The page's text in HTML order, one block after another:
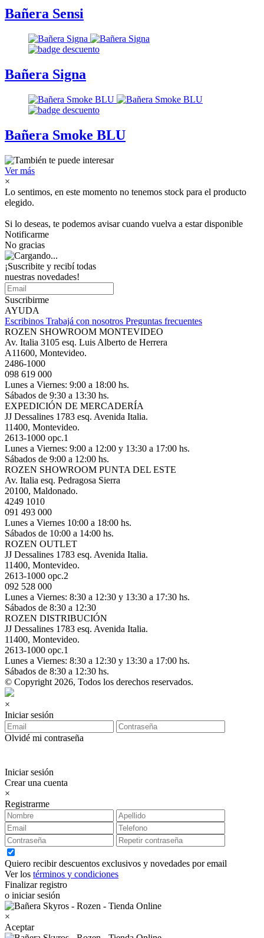
Bañera Sensi
Bañera Signa
Bañera Smoke BLU
Ver más
×
Lo sentimos, en este momento no tenemos stock para el producto
elegido.
Si lo deseas, te podemos avisar cuando vuelva a estar disponible
Notificarme
No gracias
¡Suscribite y recibí todas
nuestras novedades!
Suscribirme
AYUDA
Escribinos Trabajá con nosotros Preguntas frecuentes
ROZEN SHOWROOM MONTEVIDEO
Av. Italia 3105 esq. Luis Alberto de Herrera
A11600, Montevideo.
2486-1000
098 619 000
Lunes a Viernes: 9:00 a 18:00 hs.
Sábados de 9:30 a 13:30 hs.
EXPEDICIÓN DE MERCADERÍA
JJ Dessalines 1783 esq. Avenida Italia.
11400, Montevideo.
2613-1000 opc.1
Lunes a Viernes: 9:00 a 12:00 y 13:30 a 17:00 hs.
Sábados de 9:00 a 12:00 hs.
ROZEN SHOWROOM PUNTA DEL ESTE
Av. Italia esq. Pedragosa Sierra
20100, Maldonado.
4249 1010
091 493 000
Lunes a Viernes 10:00 a 18:00 hs.
Sábados de 10:00 a 14:00 hs.
ROZEN OUTLET
JJ Dessalines 1783 esq. Avenida Italia.
11400, Montevideo.
2613-1000 opc.2
092 528 000
Lunes a Viernes: 8:30 a 12:30 y 13:30 a 17:30 hs.
Sábados de 8:30 a 12:30
ROZEN DISTRIBUCIÓN
JJ Dessalines 1783 esq. Avenida Italia.
11400, Montevideo.
2613-1000 opc.1
Lunes a Viernes: 8:30 a 12:30 y 13:30 a 17:00 hs.
Sábados de 8:30 a 12:30 hs.
© Copyright 2026, Todos los derechos reservados.
×
Iniciar sesión
Olvidé mi contraseña
Iniciar sesión
Crear una cuenta
×
Registrarme
Quiero recibir descuentos exclusivos y novedades por email
Ver los términos y condiciones
Finalizar registro
o iniciar sesión
×
Aceptar